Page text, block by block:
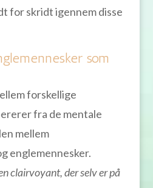
for skridt igennem disse
som
forskellige
fra de mentale
mellem
englemennesker.
clairvoyant, der selv er på